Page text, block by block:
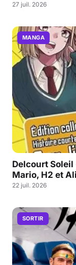
27 juil. 2026
MANGA
Delcourt
Mario, H2 et
22 juil. 2026
SORTIR